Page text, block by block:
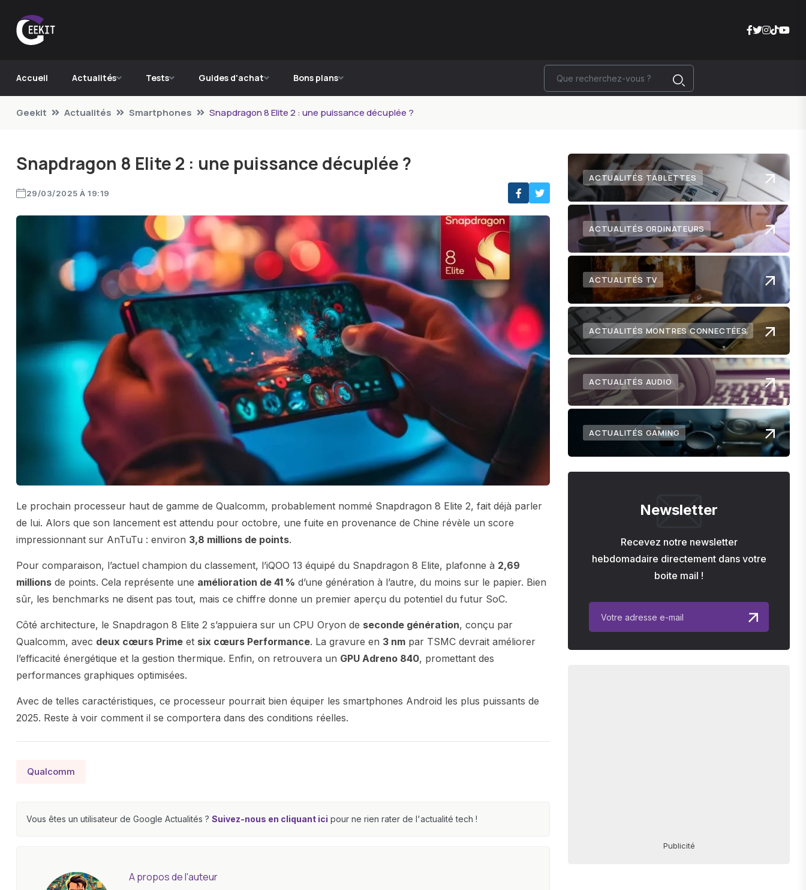
Accueil Actualités Tests Guides d'achat Bons plans
Geekit Actualités Smartphones Snapdragon 8 Elite 2 : une puissance décuplée ?
Snapdragon 8 Elite 2 : une puissance décuplée ?
29/03/2025 À 19:19
Le prochain processeur haut de gamme de Qualcomm, probablement nommé Snapdragon 8 Elite 2, fait déjà parler
de lui. Alors que son lancement est attendu pour octobre, une fuite en provenance de Chine révèle un score
impressionnant sur AnTuTu : environ 3,8 millions de points.
Pour comparaison, l’actuel champion du classement, l’iQOO 13 équipé du Snapdragon 8 Elite, plafonne à 2,69
millions de points. Cela représente une amélioration de 41 % d’une génération à l’autre, du moins sur le papier. Bien
sûr, les benchmarks ne disent pas tout, mais ce chiffre donne un premier aperçu du potentiel du futur SoC.
Côté architecture, le Snapdragon 8 Elite 2 s’appuiera sur un CPU Oryon de seconde génération, conçu par
Qualcomm, avec deux cœurs Prime et six cœurs Performance. La gravure en 3 nm par TSMC devrait améliorer
l’efficacité énergétique et la gestion thermique. Enfin, on retrouvera un GPU Adreno 840, promettant des
performances graphiques optimisées.
Avec de telles caractéristiques, ce processeur pourrait bien équiper les smartphones Android les plus puissants de
2025. Reste à voir comment il se comportera dans des conditions réelles.
Qualcomm
Vous êtes un utilisateur de Google Actualités ? Suivez-nous en cliquant ici pour ne rien rater de l'actualité tech !
A propos de l'auteur
ACTUALITÉS TABLETTES
ACTUALITÉS ORDINATEURS
ACTUALITÉS TV
ACTUALITÉS MONTRES CONNECTÉES
ACTUALITÉS AUDIO
ACTUALITÉS GAMING
Newsletter
Recevez notre newsletter
hebdomadaire directement dans votre
boite mail !
Publicité